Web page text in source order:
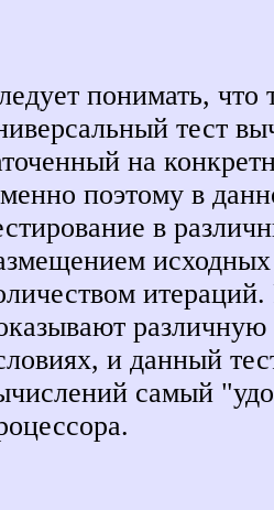
понимать, что
тест
на
поэтому в
в
различную
и данный
самый